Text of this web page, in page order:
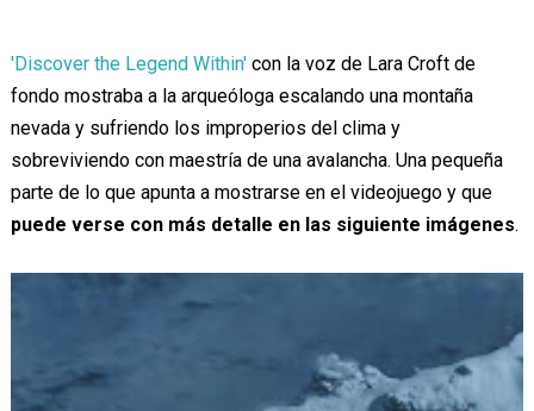
'Discover the Legend Within'con la voz de Lara Croft de
fondo mostraba a la arqueóloga escalando una montaña
nevada y sufriendo los improperios del clima y
sobreviviendo con maestría de una avalancha. Una pequeña
parte de lo que apunta a mostrarse en el videojuego y que
puede verse con más detalle en las siguiente imágenes.